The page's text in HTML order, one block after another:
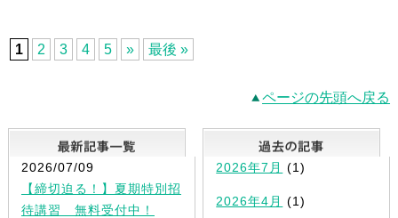
1 2 3 4 5 » 最後 »
ページの先頭へ戻る
最新記事一覧
2026/07/09
【締切迫る！】夏期特別招
待講習 無料受付中！
2026年7月 (1)
2026年4月 (1)